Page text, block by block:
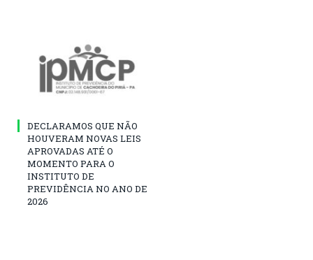
DECLARAMOS QUE NÃO
HOUVERAM NOVAS LEIS
APROVADAS ATÉ O
MOMENTO PARA O
INSTITUTO DE
PREVIDÊNCIA NO ANO DE
2026